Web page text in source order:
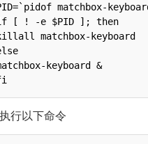
matchbox-
[ ! -e $PID ]; then
matchbox-keyboard
keyboard &
行以下命令